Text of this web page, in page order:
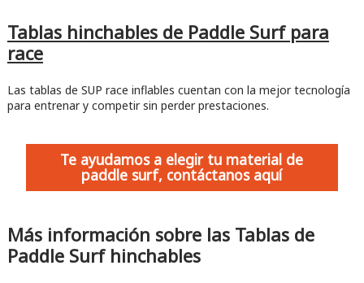
Tablas hinchables de Paddle Surf para
race
Las tablas de SUP race inflables cuentan con la mejor tecnología
para entrenar y competir sin perder prestaciones.
Te ayudamos a elegir tu material de
paddle surf, contáctanos aquí
Más información sobre las Tablas de
Paddle Surf hinchables